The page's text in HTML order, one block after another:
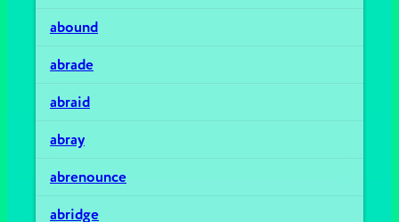
abound
abrade
abraid
abray
abrenounce
abridge